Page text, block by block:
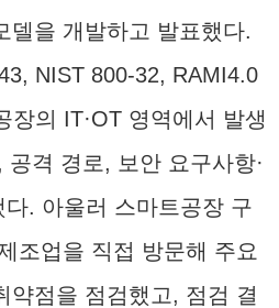
델을 개발하고 발표했다.
NIST 800-32, RAMI4.0
장의 IT·OT 영역에서 발생
격 경로, 보안 요구사항·
다. 아울러 스마트공장 구
조업을 직접 방문해 주요
약점을 점검했고, 점검 결